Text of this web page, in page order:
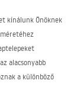
kínálunk Önöknek
alacsonyabb
a különböző